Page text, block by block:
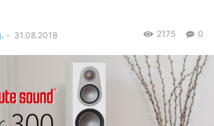
- 31.08.2018 0
2175